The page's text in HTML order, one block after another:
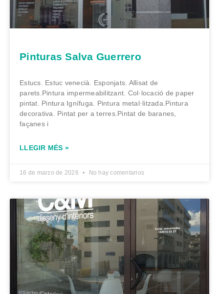
Pinturas Salva Guerrero
Estucs. Estuc venecià. Esponjats. Allisat de
parets.Pintura impermeabilitzant. Col·locació de paper
pintat. Pintura Ignífuga. Pintura metal·litzada.Pintura
decorativa. Pintat per a terres.Pintat de baranes,
façanes i
LLEGIR MÉS »
16 de marzo de 2026 No hay comentarios